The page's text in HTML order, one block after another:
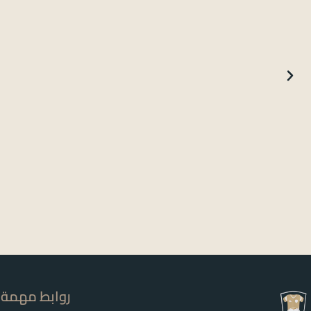
روابط مهمة